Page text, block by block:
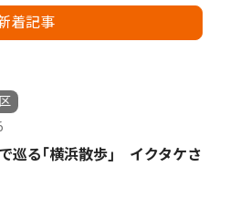
着記事
巡る｢横浜散歩｣ イクタケさ